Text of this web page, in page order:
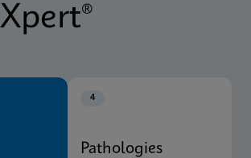
4
Pathologies